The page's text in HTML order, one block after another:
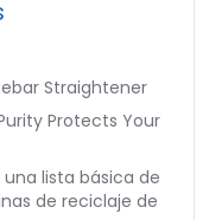
Straightener
Protects Your
lista básica de
de reciclaje de